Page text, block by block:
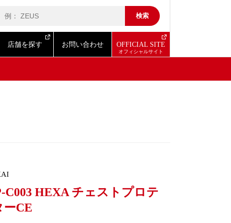
店舗を探す お問い合わせ OFFICIAL SITE
C003 HEXA チェストプロテ
ーCE